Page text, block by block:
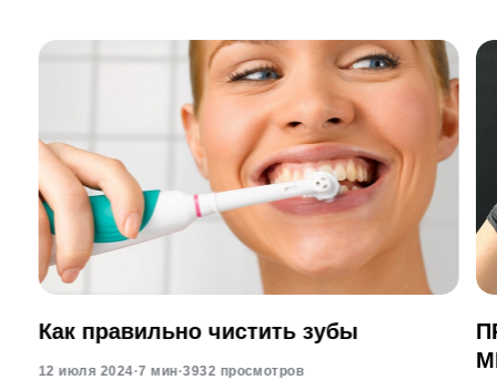
Как правильно чистить зубы
12 июля 2024·7 мин·3932 просмотров